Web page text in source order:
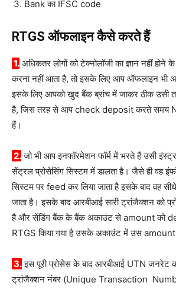
Bank का IFSC code
RTGS ऑफलाइन कैसे करते हैं
1. अधिकतर लोगों को टेक्नोलॉजी का ज्ञान नहीं
करना नहीं आता है, तो इसके लिए आप ऑफलाइन भी
इसके लिए आपको खुद बैंक ब्रांच में जाकर ठीक उसी
है, जिस तरह से आप check deposit करते समय
हैं।
2.जो भी आप इनफॉरमेशन फॉर्म में भरते हैं उसी
सेंट्रल प्रोसेसिंग सिस्टम में डालता है। जैसे ही वह
सिस्टम पर feed कर लिया जाता है इसके बाद वह
जाता है। इसके बाद आरबीआई सारी ट्रांजैक्शन को
है और सेंडिंग बैंक के बैंक अकाउंट से amount को
RTGS किया गया है उसके अकाउंट में उस
3.इस पूरी प्रोसेस के बाद आरबीआई UTN जनरेट
ट्रांजैक्शन नंबर (Unique Transaction